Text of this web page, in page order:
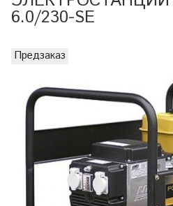
6.0/230-SE
Предзаказ